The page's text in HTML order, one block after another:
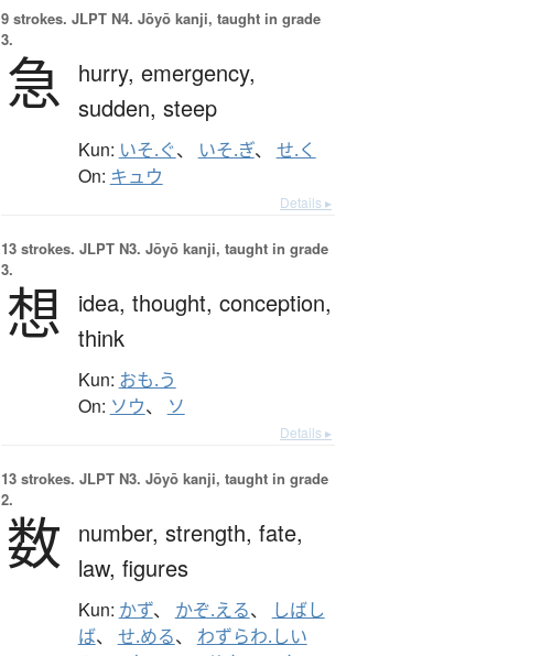
9 strokes. JLPT N4. Jōyō kanji, taught in grade
3.
急 hurry, emergency,
sudden, steep
Kun: いそ.ぐ、 いそ.ぎ、 せ.く
On: キュウ
Details ▸
13 strokes. JLPT N3. Jōyō kanji, taught in grade
3.
想 idea, thought, conception,
think
Kun: おも.う
On: ソウ、 ソ
Details ▸
13 strokes. JLPT N3. Jōyō kanji, taught in grade
2.
数 number, strength, fate,
law, figures
Kun: かず、 かぞ.える、
しばし
ば、 せ.める、 わずらわ.しい